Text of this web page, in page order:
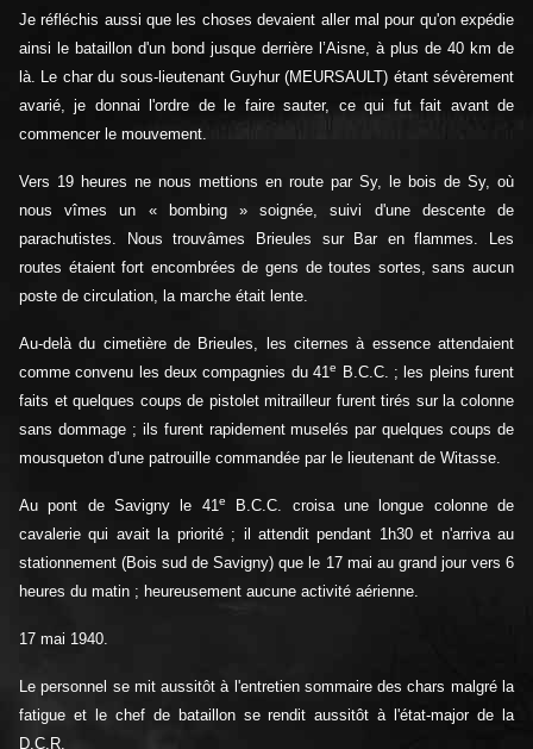
Je réfléchis aussi que les choses devaient aller mal pour qu'on expédie
ainsi le bataillon d'un bond jusque derrière l’Aisne, à plus de 40 km de
là. Le char du sous-lieutenant Guyhur (MEURSAULT) étant sévèrement
avarié, je donnai l'ordre de le faire sauter, ce qui fut fait avant de
commencer le mouvement.
Vers 19 heures ne nous mettions en route par Sy, le bois de Sy, où
nous vîmes un « bombing » soignée, suivi d'une descente de
parachutistes. Nous trouvâmes Brieules sur Bar en flammes. Les
routes étaient fort encombrées de gens de toutes sortes, sans aucun
poste de circulation, la marche était lente.
Au-delà du cimetière de Brieules, les citernes à essence attendaient
comme convenu les deux compagnies du 41e
B.C.C. ; les pleins furent
faits et quelques coups de pistolet mitrailleur furent tirés sur la colonne
sans dommage ; ils furent rapidement muselés par quelques coups de
mousqueton d'une patrouille commandée par le lieutenant de Witasse.
Au pont de Savigny le 41e
B.C.C. croisa une longue colonne de
cavalerie qui avait la priorité ; il attendit pendant 1h30 et n'arriva au
stationnement (Bois sud de Savigny) que le 17 mai au grand jour vers 6
heures du matin ; heureusement aucune activité aérienne.
17 mai 1940.
Le personnel se mit aussitôt à l'entretien sommaire des chars malgré la
fatigue et le chef de bataillon se rendit aussitôt à l'état-major de la
D.C.R.